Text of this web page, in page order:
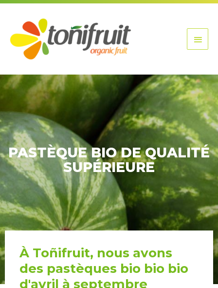
Aller
contenu
PASTÈQUE BIO DE QUALITÉ
SUPÉRIEURE
À Toñifruit, nous avons
des pastèques bio bio bio
d'avril à septembre